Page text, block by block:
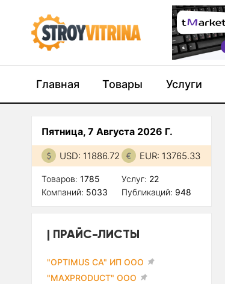
Главная Товары Услуги
Пятница, 7 Августа 2026 Г.
USD: 11886.72 EUR: 13765.33
Товаров: 1785
Компаний: 5033
Услуг: 22
Публикаций: 948
ПРАЙС-ЛИСТЫ
"OPTIMUS CA" ИП ООО
"MAXPRODUCT" ООО